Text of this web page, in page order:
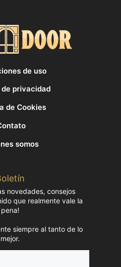
de uso
privacidad
de Cookies
somos
novedades, consejos
que realmente vale la
pena!
siempre al tanto de lo
mejor.